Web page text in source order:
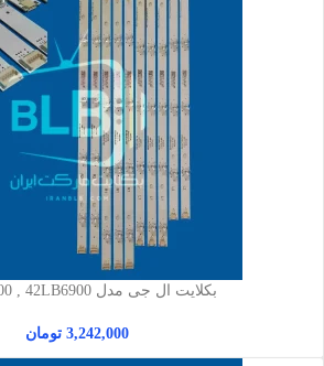
بکلایت ال جی مدل 42LB67000 , 42LB6900
3,242,000 تومان